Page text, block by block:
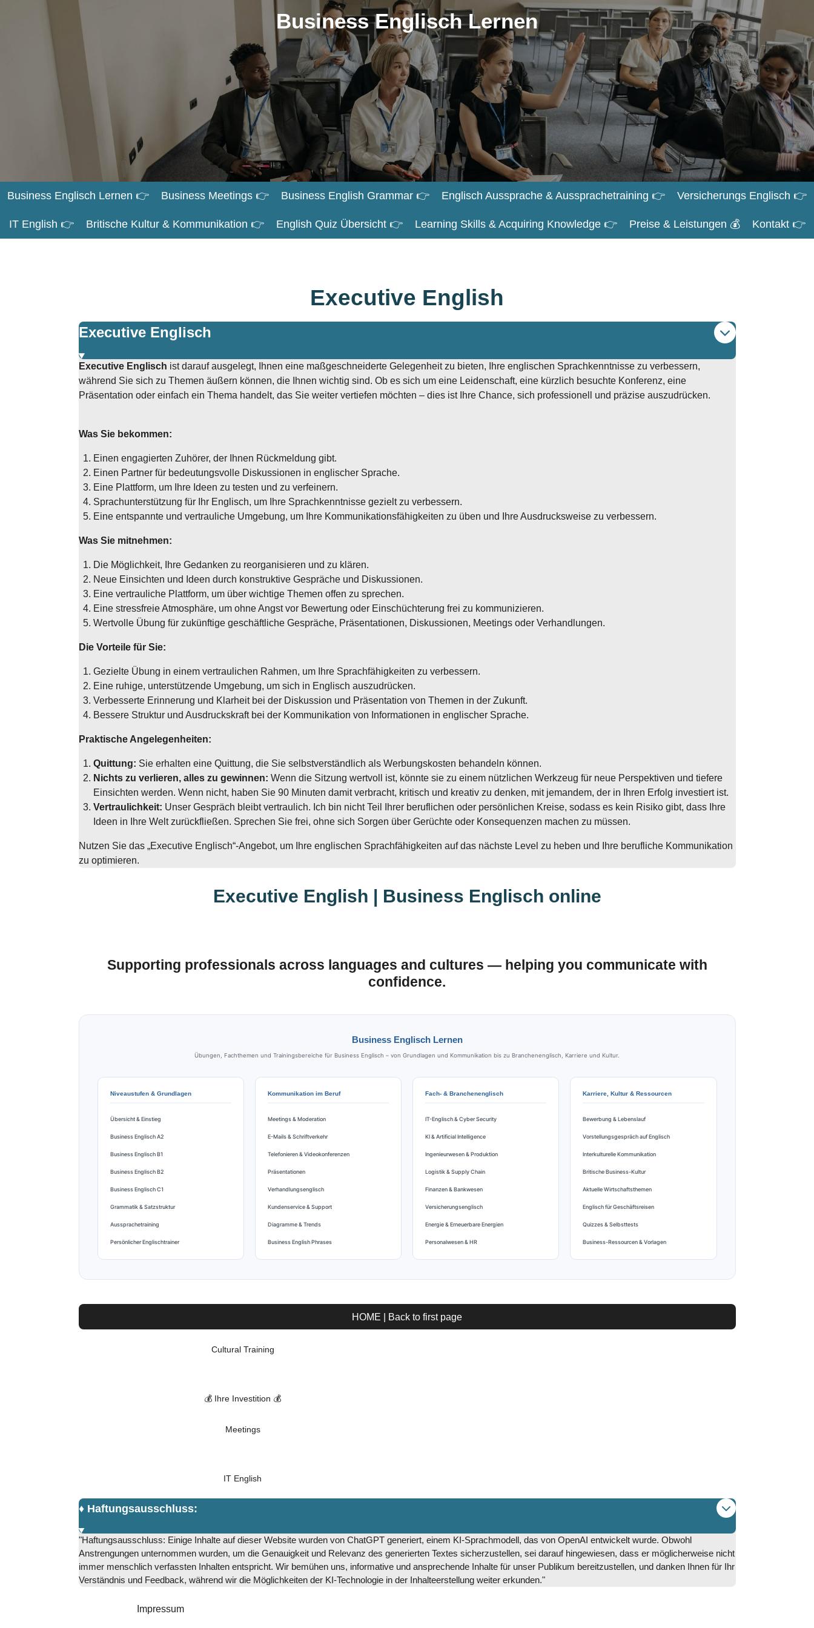
Business Englisch Lernen
Business Englisch Lernen 👉 Business Meetings 👉 Business English Grammar 👉 Englisch Aussprache & Aussprachetraining 👉 Versicherungs Englisch 👉
IT English 👉 Britische Kultur & Kommunikation 👉 English Quiz Übersicht 👉 Learning Skills & Acquiring Knowledge 👉 Preise & Leistungen 💰 Kontakt 👉
Executive English
Executive Englisch
Executive Englisch ist darauf ausgelegt, Ihnen eine maßgeschneiderte Gelegenheit zu bieten, Ihre englischen Sprachkenntnisse zu verbessern,
während Sie sich zu Themen äußern können, die Ihnen wichtig sind. Ob es sich um eine Leidenschaft, eine kürzlich besuchte Konferenz, eine
Präsentation oder einfach ein Thema handelt, das Sie weiter vertiefen möchten – dies ist Ihre Chance, sich professionell und präzise auszudrücken.
Was Sie bekommen:
Einen engagierten Zuhörer, der Ihnen Rückmeldung gibt.
Einen Partner für bedeutungsvolle Diskussionen in englischer Sprache.
Eine Plattform, um Ihre Ideen zu testen und zu verfeinern.
Sprachunterstützung für Ihr Englisch, um Ihre Sprachkenntnisse gezielt zu verbessern.
Eine entspannte und vertrauliche Umgebung, um Ihre Kommunikationsfähigkeiten zu üben und Ihre Ausdrucksweise zu verbessern.
Was Sie mitnehmen:
Die Möglichkeit, Ihre Gedanken zu reorganisieren und zu klären.
Neue Einsichten und Ideen durch konstruktive Gespräche und Diskussionen.
Eine vertrauliche Plattform, um über wichtige Themen offen zu sprechen.
Eine stressfreie Atmosphäre, um ohne Angst vor Bewertung oder Einschüchterung frei zu kommunizieren.
Wertvolle Übung für zukünftige geschäftliche Gespräche, Präsentationen, Diskussionen, Meetings oder Verhandlungen.
Die Vorteile für Sie:
Gezielte Übung in einem vertraulichen Rahmen, um Ihre Sprachfähigkeiten zu verbessern.
Eine ruhige, unterstützende Umgebung, um sich in Englisch auszudrücken.
Verbesserte Erinnerung und Klarheit bei der Diskussion und Präsentation von Themen in der Zukunft.
Bessere Struktur und Ausdruckskraft bei der Kommunikation von Informationen in englischer Sprache.
Praktische Angelegenheiten:
Quittung: Sie erhalten eine Quittung, die Sie selbstverständlich als Werbungskosten behandeln können.
Nichts zu verlieren, alles zu gewinnen: Wenn die Sitzung wertvoll ist, könnte sie zu einem nützlichen Werkzeug für neue Perspektiven und tiefere
Einsichten werden. Wenn nicht, haben Sie 90 Minuten damit verbracht, kritisch und kreativ zu denken, mit jemandem, der in Ihren Erfolg investiert ist.
Vertraulichkeit: Unser Gespräch bleibt vertraulich. Ich bin nicht Teil Ihrer beruflichen oder persönlichen Kreise, sodass es kein Risiko gibt, dass Ihre
Ideen in Ihre Welt zurückfließen. Sprechen Sie frei, ohne sich Sorgen über Gerüchte oder Konsequenzen machen zu müssen.
Nutzen Sie das „Executive Englisch“-Angebot, um Ihre englischen Sprachfähigkeiten auf das nächste Level zu heben und Ihre berufliche Kommunikation
zu optimieren.
Executive English | Business Englisch online
Supporting professionals across languages and cultures — helping you communicate with
confidence.
Business Englisch Lernen
Übungen, Fachthemen und Trainingsbereiche für Business Englisch – von Grundlagen und Kommunikation bis zu Branchenenglisch, Karriere und Kultur.
Niveaustufen & Grundlagen
Übersicht & Einstieg
Business Englisch A2
Business Englisch B1
Business Englisch B2
Business Englisch C1
Grammatik & Satzstruktur
Aussprachetraining
Persönlicher Englischtrainer
Kommunikation im Beruf
Meetings & Moderation
E-Mails & Schriftverkehr
Telefonieren & Videokonferenzen
Präsentationen
Verhandlungsenglisch
Kundenservice & Support
Diagramme & Trends
Business English Phrases
Fach- & Branchenenglisch
IT-Englisch & Cyber Security
KI & Artificial Intelligence
Ingenieurwesen & Produktion
Logistik & Supply Chain
Finanzen & Bankwesen
Versicherungsenglisch
Energie & Erneuerbare Energien
Personalwesen & HR
Karriere, Kultur & Ressourcen
Bewerbung & Lebenslauf
Vorstellungsgespräch auf Englisch
Interkulturelle Kommunikation
Britische Business-Kultur
Aktuelle Wirtschaftsthemen
Englisch für Geschäftsreisen
Quizzes & Selbsttests
Business-Ressourcen & Vorlagen
HOME | Back to first page
Cultural Training
💰 Ihre Investition 💰
Meetings
IT English
♦️ Haftungsausschluss:
"Haftungsausschluss: Einige Inhalte auf dieser Website wurden von ChatGPT generiert, einem KI-Sprachmodell, das von OpenAI entwickelt wurde. Obwohl
Anstrengungen unternommen wurden, um die Genauigkeit und Relevanz des generierten Textes sicherzustellen, sei darauf hingewiesen, dass er möglicherweise nicht
immer menschlich verfassten Inhalten entspricht. Wir bemühen uns, informative und ansprechende Inhalte für unser Publikum bereitzustellen, und danken Ihnen für Ihr
Verständnis und Feedback, während wir die Möglichkeiten der KI-Technologie in der Inhalteerstellung weiter erkunden."
Impressum